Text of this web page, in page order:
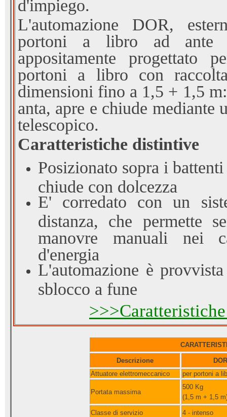
d'impiego.
L'automazione DOR,
portoni a libro ad ante
appositamente progettato
portoni a libro con
dimensioni fino a 1,5 + 1,5
anta, apre e chiude mediante
telescopico.
Caratteristiche distintive
Posizionato sopra i
chiude con dolcezza
E' corredato con un
distanza, che permette
manovre manuali nei
d'energia
L'automazione è
sblocco a fune
Descrizione
Attuatore elettromeccanico
per portoni a
Portata massima
500 Kg
(1,5 m + 1,5
Classe di servizio 4 - intenso